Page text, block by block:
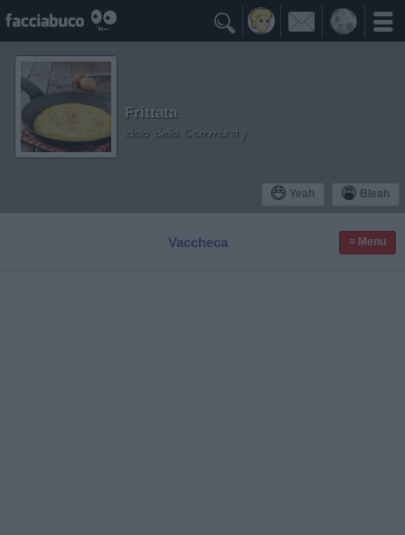

Yeah Bleah
Frittata
Idolo della Community
Vaccheca ≡ Menu